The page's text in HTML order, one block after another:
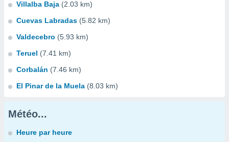
Villalba Baja (2.03 km)
Cuevas Labradas (5.82 km)
Valdecebro (5.93 km)
Teruel (7.41 km)
Corbalán (7.46 km)
El Pinar de la Muela (8.03 km)
Météo...
Heure par heure